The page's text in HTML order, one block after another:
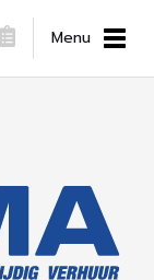
Menu